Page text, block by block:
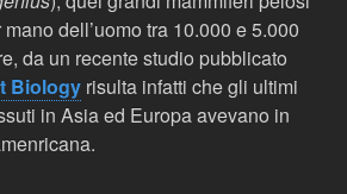
dell’uomo tra 10.000 e 5.000
da un recente studio pubblicato
Biology risulta infatti che gli ultimi
in Asia ed Europa avevano in